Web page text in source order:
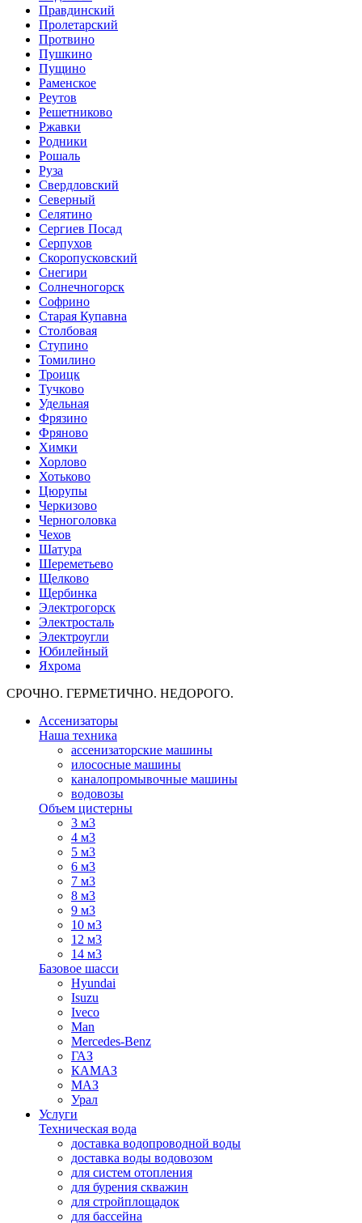
Правдинский
Пролетарский
Протвино
Пушкино
Пущино
Раменское
Реутов
Решетниково
Ржавки
Родники
Рошаль
Руза
Свердловский
Северный
Селятино
Сергиев Посад
Серпухов
Скоропусковский
Снегири
Солнечногорск
Софрино
Старая Купавна
Столбовая
Ступино
Томилино
Троицк
Тучково
Удельная
Фрязино
Фряново
Химки
Хорлово
Хотьково
Цюрупы
Черкизово
Черноголовка
Чехов
Шатура
Шереметьево
Щелково
Щербинка
Электрогорск
Электросталь
Электроугли
Юбилейный
Яхрома
СРОЧНО. ГЕРМЕТИЧНО. НЕДОРОГО.
Ассенизаторы
Наша техника
ассенизаторские машины
илососные машины
каналопромывочные машины
водовозы
Объем цистерны
3 м3
4 м3
5 м3
6 м3
7 м3
8 м3
9 м3
10 м3
12 м3
14 м3
Базовое шасси
Hyundai
Isuzu
Iveco
Man
Mercedes-Benz
ГАЗ
КАМАЗ
МАЗ
Урал
Услуги
Техническая вода
доставка водопроводной воды
доставка воды водовозом
для систем отопления
для бурения скважин
для стройплощадок
для бассейна